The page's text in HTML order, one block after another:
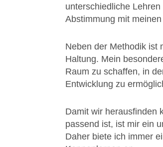
unterschiedliche
Abstimmung mit
Neben der Methodik ist
Haltung. Mein
Raum zu schaffen, in
Entwicklung zu
Damit wir herausfinden
passend ist, ist mir ein
Daher biete ich immer